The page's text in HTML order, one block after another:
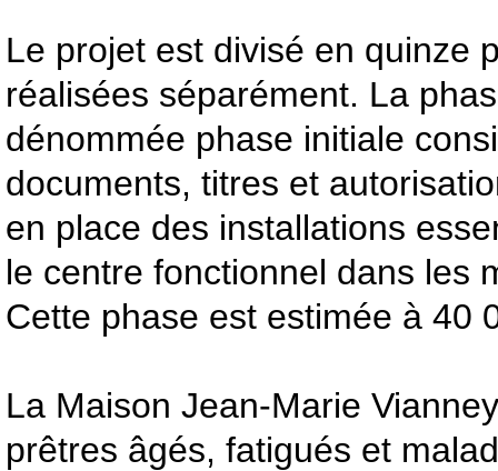
Le projet est divisé en quinze
réalisées séparément. La
dénommée phase initiale
documents, titres et
en place des installations
le centre fonctionnel dans les
Cette phase est estimée à 40
La Maison Jean-Marie
prêtres âgés, fatigués et